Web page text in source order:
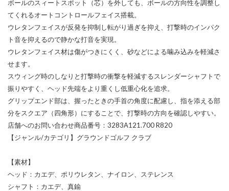
ボールのスィートスポット（芯）を外しても、ボールの方向性を調整し
てくれるオートコントロールフェイス搭載。
ウレタンフェイスが反発を抑制し転がり過ぎを抑え、打撃時のインパク
ト音を抑えるので静かな打音を実現。
ウレタンフェイス材は傷がつきにくく、砂などによる噛み込みを軽減さ
せます。
スウィング時のしなりと打撃時の衝撃を軽減するスレンダーシャフトで
振りやすく、ヘッド先端をより重くし低重心化を追求。
グリップエンド部は、握ったときの手首の角度に配慮し、指を添える部
分をスクエア（四角形）にすることで、打撃時の方向を確認しやすい。
店舗へのお問い合わせ商品番号：3283A121.700 R820
【ジャンル/カテゴリ】グラウンドゴルフ クラブ
【素材】
ヘッド：カエデ、ポリウレタン、ナイロン、ステレンス
シャフト：カエデ、真鍮